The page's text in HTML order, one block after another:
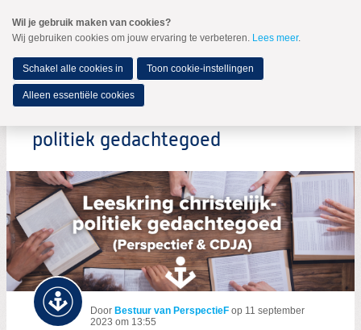
naar
Spring
de
inhoud
Spring
naar
hoofdmenu
MENU
politiek gedachtegoed
Door Bestuur van PerspectieF op 11 september
2023 om 13:55
Wil je gebruik maken van cookies?
Wij gebruiken cookies om jouw ervaring te verbeteren. Lees meer.
Schakel alle cookies in Toon cookie-instellingen
Alleen essentiële cookies